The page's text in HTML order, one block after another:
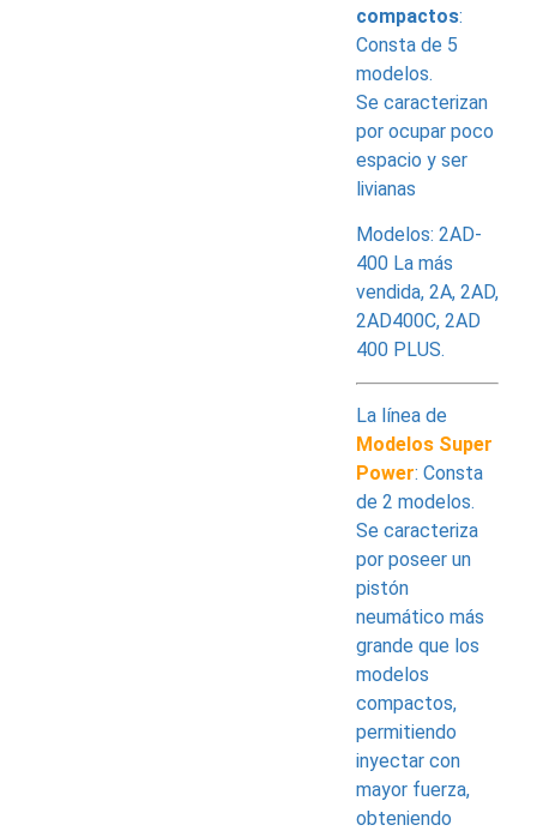
compactos:
Consta de 5
modelos.
Se caracterizan
por ocupar poco
espacio y ser
livianas
Modelos: 2AD-
400 La más
vendida, 2A, 2AD,
2AD400C, 2AD
400 PLUS.
La línea de
Modelos Super
Power: Consta
de 2 modelos.
Se caracteriza
por poseer un
pistón
neumático más
grande que los
modelos
compactos,
permitiendo
inyectar con
mayor fuerza,
obteniendo